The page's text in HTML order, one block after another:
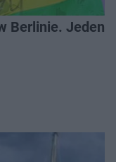
Berlinie. Jeden